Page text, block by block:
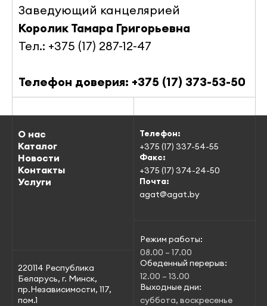
Заведующий канцелярией
Королик Тамара Григорьевна
Тел.: +375 (17) 287-12-47
Телефон доверия: +375 (17) 373-53-50
О нас
Каталог
Новости
Контакты
Услуги
Режим работы:
08.00 – 17.00
Обеденный перерыв:
12.00 – 13.00
Выходные дни:
суббота, воскресенье
Телефон:
+375 (17) 337-54-55
Факс:
+375 (17) 374-24-50
Почта:
agat@agat.by
220114 Республика
Беларусь, г. Минск,
пр.Независимости, 117,
пом.1